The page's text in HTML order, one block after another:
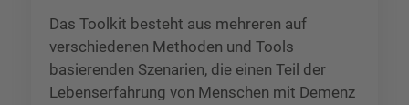
Das Toolkit besteht aus mehreren auf
verschiedenen Methoden und Tools
basierenden Szenarien, die einen Teil der
Lebenserfahrung von Menschen mit Demenz